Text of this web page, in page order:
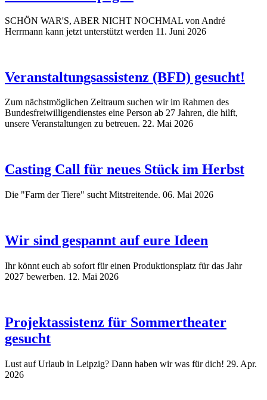
SCHÖN WAR'S, ABER NICHT NOCHMAL von André
Herrmann kann jetzt unterstützt werden 11. Juni 2026
Veranstaltungsassistenz (BFD) gesucht!
Zum nächstmöglichen Zeitraum suchen wir im Rahmen des
Bundesfreiwilligendienstes eine Person ab 27 Jahren, die hilft,
unsere Veranstaltungen zu betreuen. 22. Mai 2026
Casting Call für neues Stück im Herbst
Die "Farm der Tiere" sucht Mitstreitende. 06. Mai 2026
Wir sind gespannt auf eure Ideen
Ihr könnt euch ab sofort für einen Produktionsplatz für das Jahr
2027 bewerben. 12. Mai 2026
Projektassistenz für Sommertheater
gesucht
Lust auf Urlaub in Leipzig? Dann haben wir was für dich! 29. Apr.
2026